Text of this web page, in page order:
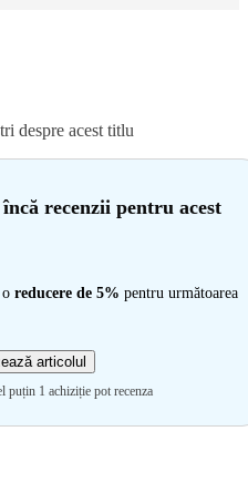
despre acest titlu
recenzii pentru acest
reducere de 5% pentru următoarea
articolul
puțin 1 achiziție pot recenza